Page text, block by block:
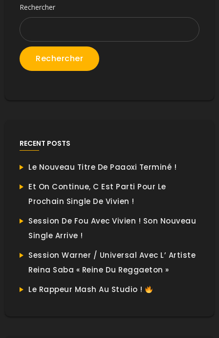
Rechercher
Rechercher
RECENT POSTS
Le Nouveau Titre De Paaoxi Terminé !
Et On Continue, C Est Parti Pour Le
Prochain Single De Vivien !
Session De Fou Avec Vivien ! Son Nouveau
Single Arrive !
Session Warner / Universal Avec L’ Artiste
Reina Saba « Reine Du Reggaeton »
Le Rappeur Mash Au Studio !